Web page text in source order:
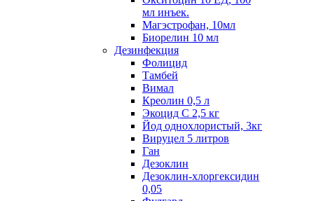
мл инъек.
Магэстрофан, 10мл
Биорелин 10 мл
Дезинфекция
Фолицид
Тамбей
Вимал
Креолин 0,5 л
Экоцид С 2,5 кг
Йод однохлористый, 3кг
Вируцел 5 литров
Ган
Дезоклин
Дезоклин-хлоргексидин
0,05